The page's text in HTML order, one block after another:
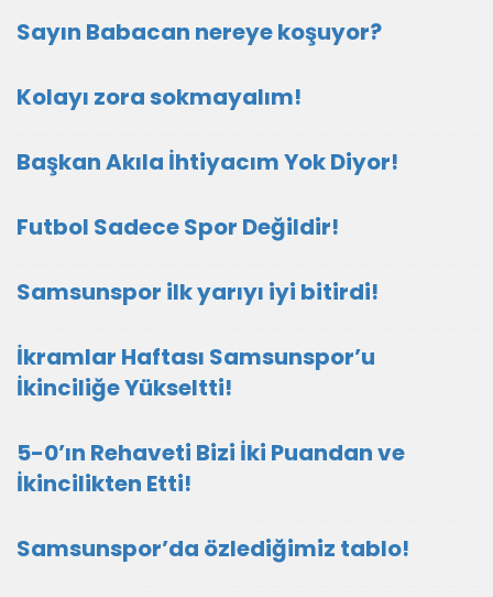
Sayın Babacan nereye koşuyor?
Kolayı zora sokmayalım!
Başkan Akıla İhtiyacım Yok Diyor!
Futbol Sadece Spor Değildir!
Samsunspor ilk yarıyı iyi bitirdi!
İkramlar Haftası Samsunspor’u
İkinciliğe Yükseltti!
5-0’ın Rehaveti Bizi İki Puandan ve
İkincilikten Etti!
Samsunspor’da özlediğimiz tablo!